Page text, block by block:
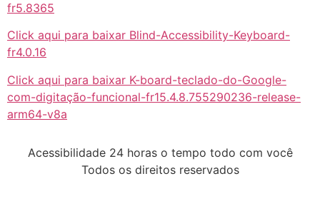
fr5.8365
Click aqui para baixar Blind-Accessibility-Keyboard-
fr4.0.16
Click aqui para baixar K-board-teclado-do-Google-
com-digitação-funcional-fr15.4.8.755290236-release-
arm64-v8a
Acessibilidade 24 horas o tempo todo com você
Todos os direitos reservados